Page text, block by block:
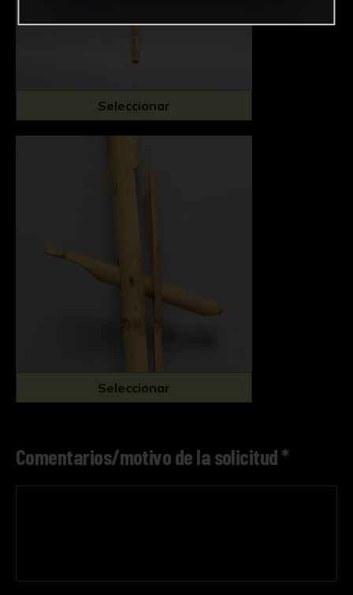
Seleccionar
Seleccionar
Comentarios/motivo de la solicitud *